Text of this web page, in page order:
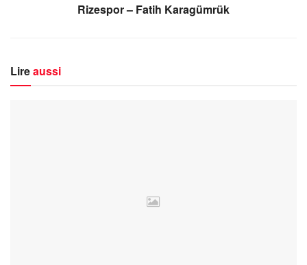
Rizespor – Fatih Karagümrük
Lireaussi